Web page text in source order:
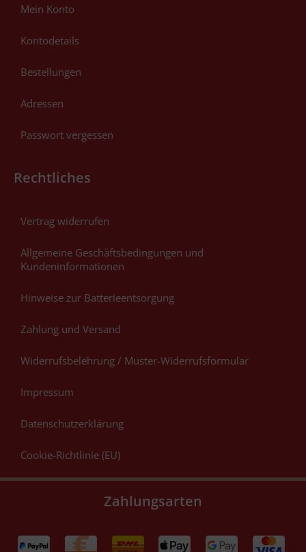
Mein Konto
Kontodetails
Bestellungen
Adressen
Passwort vergessen
Rechtliches
Vertrag widerrufen
Allgemeine Geschäftsbedingungen und
Kundeninformationen
Hinweise zur Batterieentsorgung
Zahlung und Versand
Widerrufsbelehrung / Muster-Widerrufsformular
Impressum
Datenschutzerklärung
Cookie-Richtlinie (EU)
Zahlungsarten